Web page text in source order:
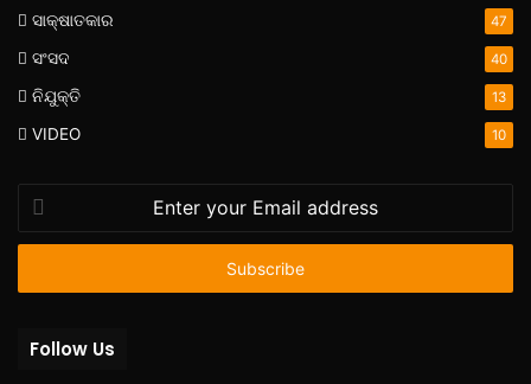
ସାକ୍ଷାତକାର 47
ସଂସଦ 40
ନିଯୁକ୍ତି 13
VIDEO 10
your
Email
Follow Us